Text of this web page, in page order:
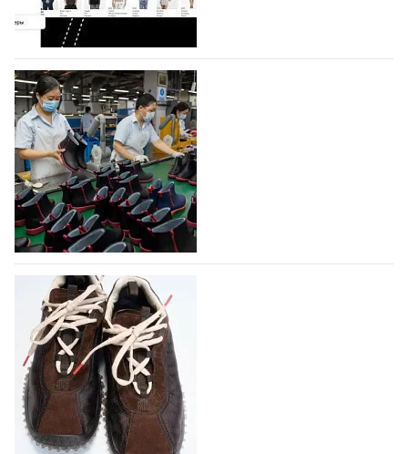
профессиональной обувной компанией,
объединяющей разработку, производство и…
07.08.2026 329
На платформе Lamoda - новый раздел и
условия продвижения локальных
дизайнерских марок
Российский маркетплейс Lamoda решил обновить
раздел для продажи продукции локальных
дизайнерских марок одежды, обуви и аксессуаров.
Бренды также получат маркетинговую…
06.08.2026 497
Объем мирового производства обуви в
2025 году практически не увеличился
В 2025 году мировое производство обуви
практически не изменилось, зафиксировав
незначительный рост на 0,1% до 24,6 млрд пар, -
данные опубликованы в аналитическом вестнике
«Всемирный ежегодник обуви 2026», Португальской